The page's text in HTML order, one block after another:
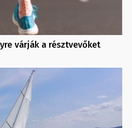
várják a résztvevőket